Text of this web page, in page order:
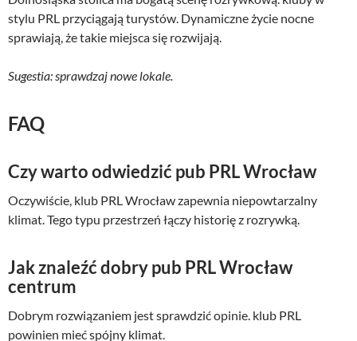
stylu PRL przyciągają turystów. Dynamiczne życie nocne
sprawiają, że takie miejsca się rozwijają.
Sugestia: sprawdzaj nowe lokale.
FAQ
Czy warto odwiedzić pub PRL Wrocław
Oczywiście, klub PRL Wrocław zapewnia niepowtarzalny
klimat. Tego typu przestrzeń łączy historię z rozrywką.
Jak znaleźć dobry pub PRL Wrocław
centrum
Dobrym rozwiązaniem jest sprawdzić opinie. klub PRL
powinien mieć spójny klimat.